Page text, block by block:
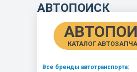
АВТОПОИСК
КАТАЛОГ
Все бренды автотранспорта: